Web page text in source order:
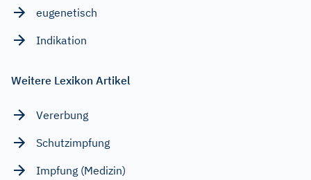
eugenetisch
Indikation
Weitere Lexikon Artikel
Vererbung
Schutzimpfung
Impfung (Medizin)